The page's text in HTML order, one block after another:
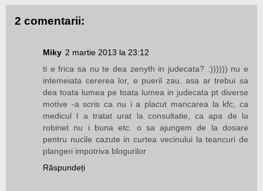
2 comentarii:
Miky 2 martie 2013 la 23:12
ti e frica sa nu te dea zenyth in judecata? :)))))) nu e
intemeiata cererea lor, e pueril zau. asa ar trebui sa
dea toata lumea pe toata lumea in judecata pt diverse
motive -a scris ca nu i a placut mancarea la kfc, ca
medicul l a tratat urat la consultatie, ca apa de la
robinet nu i buna etc. o sa ajungem de la dosare
pentru nucile cazute in curtea vecinului la teancuri de
plangeri impotriva blogurilor
Răspundeți